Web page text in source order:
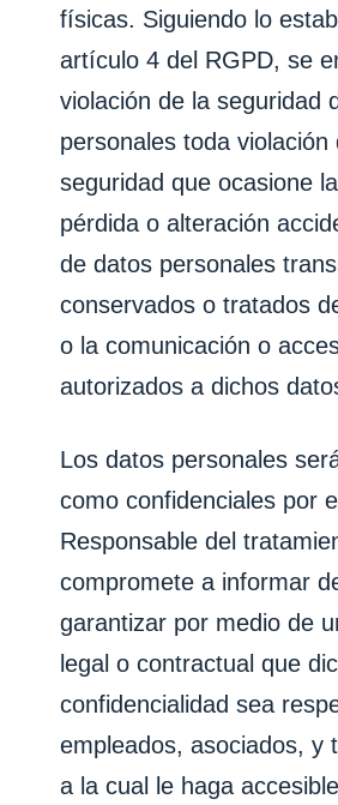
físicas. Siguiendo lo
artículo 4 del RGPD, se
violación de la seguridad
personales toda violación
seguridad que ocasione
pérdida o alteración
de datos personales
conservados o tratados
o la comunicación o
autorizados a dichos
Los datos personales
como confidenciales por el
Responsable del
compromete a informar
garantizar por medio de
legal o contractual que
confidencialidad sea
empleados, asociados, y
a la cual le haga